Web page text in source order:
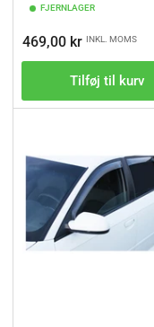
FJERNLAGER
Vejl.pris
469,00 kr INKL. MOMS
Tilføj til kurv